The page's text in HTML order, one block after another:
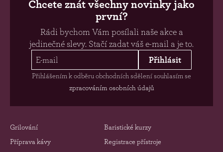
Chcete znát všechny novinky jako
první?
Rádi bychom Vám posílali naše akce a
jedinečné slevy. Stačí zadat váš e-mail a je to.
Přihlásit
Přihlášením k odběru obchodních sdělení souhlasím se
zpracováním osobních údajů
Grilování
Příprava kávy
Baristické kurzy
Registrace přístroje